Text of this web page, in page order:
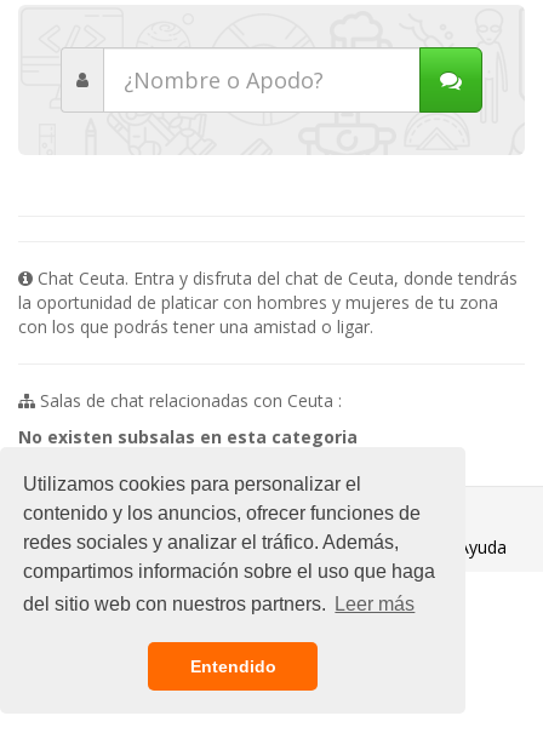
Utilizamos cookies para personalizar el
contenido y los anuncios, ofrecer funciones de
redes sociales y analizar el tráfico. Además,
compartimos información sobre el uso que haga
del sitio web con nuestros partners.
Leer más
Entendido
Chat Ceuta. Entra y disfruta del chat de Ceuta, donde tendrás
la oportunidad de platicar con hombres y mujeres de tu zona
con los que podrás tener una amistad o ligar.
Salas de chat relacionadas con Ceuta :
No existen subsalas en esta categoria
© 2021 Chat Gratis
Aviso legal
Ayuda